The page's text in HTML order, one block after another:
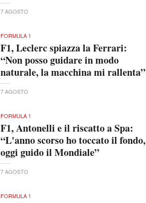
7 AGOSTO
FORMULA 1
F1, Leclerc spiazza la Ferrari:
“Non posso guidare in modo
naturale, la macchina mi rallenta”
7 AGOSTO
FORMULA 1
F1, Antonelli e il riscatto a Spa:
“L'anno scorso ho toccato il fondo,
oggi guido il Mondiale”
7 AGOSTO
FORMULA 1